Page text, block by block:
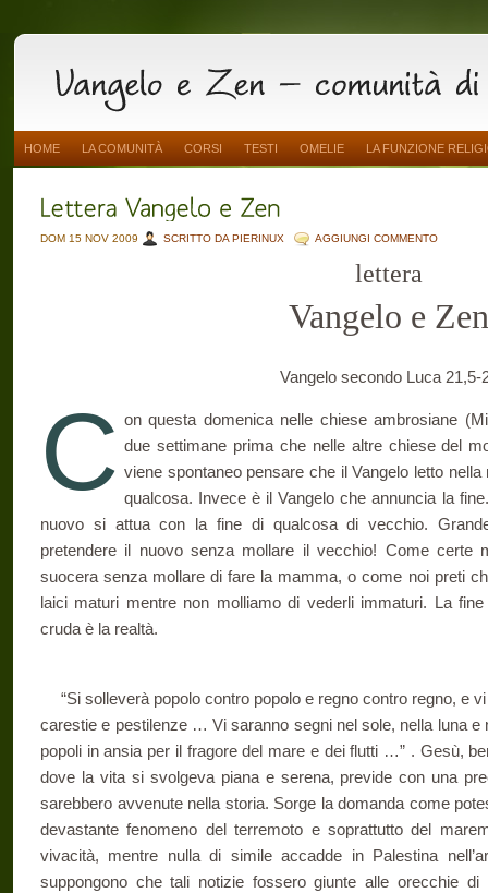
HOME LA COMUNITÀ CORSI TESTI OMELIE LA FUNZIONE
DOM 15 NOV 2009 SCRITTO DA PIERINUX AGGIUNGI COMMENTO
lettera
Vangelo e Zen
Vangelo secondo Luca 21,5-
C on questa domenica nelle chiese ambrosiane
due settimane prima che nelle altre chiese del
viene spontaneo pensare che il Vangelo letto
qualcosa. Invece è il Vangelo che annuncia la
nuovo si attua con la fine di qualcosa di vecchio.
pretendere il nuovo senza mollare il vecchio! Come certe
suocera senza mollare di fare la mamma, o come noi preti
laici maturi mentre non molliamo di vederli immaturi. La
cruda è la realtà.
“Si solleverà popolo contro popolo e regno contro regno, e
carestie e pestilenze … Vi saranno segni nel sole, nella luna e
popoli in ansia per il fragore del mare e dei flutti …” . Gesù,
dove la vita si svolgeva piana e serena, previde con una
sarebbero avvenute nella storia. Sorge la domanda come
devastante fenomeno del terremoto e soprattutto del
vivacità, mentre nulla di simile accadde in Palestina
suppongono che tali notizie fossero giunte alle orecchie di